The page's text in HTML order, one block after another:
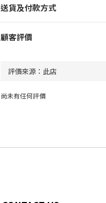
送貨及付款方式
顧客評價
尚未有任何評價